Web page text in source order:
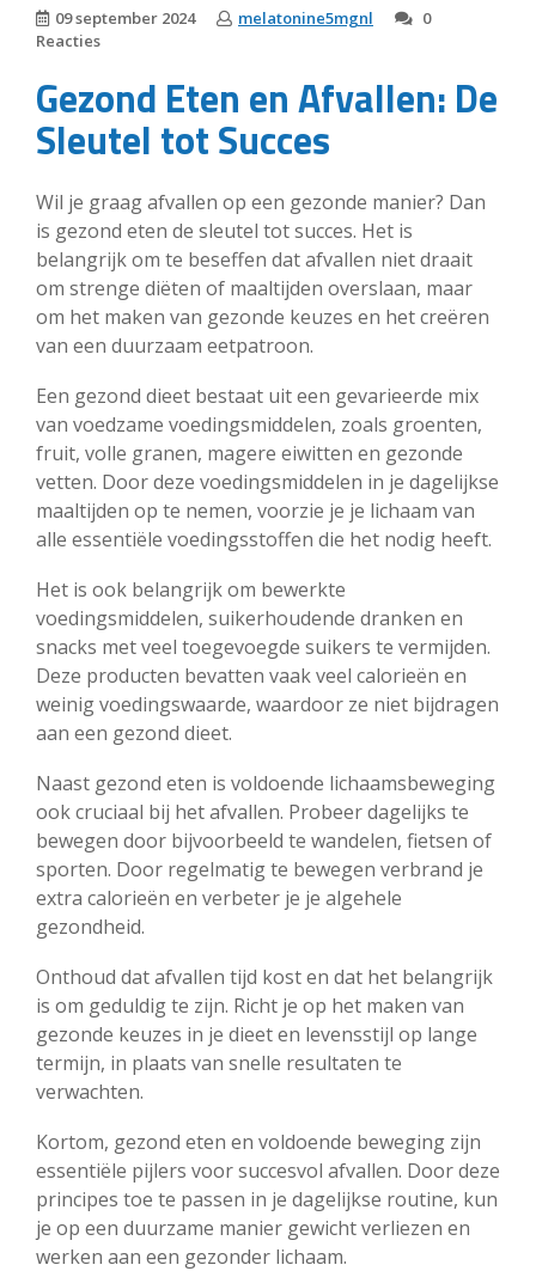
09 september 2024 melatonine5mgnl
0
Reacties
Gezond Eten en Afvallen: De
Sleutel tot Succes
Wil je graag afvallen op een gezonde manier? Dan
is gezond eten de sleutel tot succes. Het is
belangrijk om te beseffen dat afvallen niet draait
om strenge diëten of maaltijden overslaan, maar
om het maken van gezonde keuzes en het creëren
van een duurzaam eetpatroon.
Een gezond dieet bestaat uit een gevarieerde mix
van voedzame voedingsmiddelen, zoals groenten,
fruit, volle granen, magere eiwitten en gezonde
vetten. Door deze voedingsmiddelen in je dagelijkse
maaltijden op te nemen, voorzie je je lichaam van
alle essentiële voedingsstoffen die het nodig heeft.
Het is ook belangrijk om bewerkte
voedingsmiddelen, suikerhoudende dranken en
snacks met veel toegevoegde suikers te vermijden.
Deze producten bevatten vaak veel calorieën en
weinig voedingswaarde, waardoor ze niet bijdragen
aan een gezond dieet.
Naast gezond eten is voldoende lichaamsbeweging
ook cruciaal bij het afvallen. Probeer dagelijks te
bewegen door bijvoorbeeld te wandelen, fietsen of
sporten. Door regelmatig te bewegen verbrand je
extra calorieën en verbeter je je algehele
gezondheid.
Onthoud dat afvallen tijd kost en dat het belangrijk
is om geduldig te zijn. Richt je op het maken van
gezonde keuzes in je dieet en levensstijl op lange
termijn, in plaats van snelle resultaten te
verwachten.
Kortom, gezond eten en voldoende beweging zijn
essentiële pijlers voor succesvol afvallen. Door deze
principes toe te passen in je dagelijkse routine, kun
je op een duurzame manier gewicht verliezen en
werken aan een gezonder lichaam.